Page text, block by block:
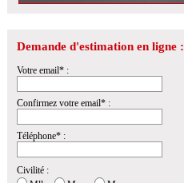
Demande d'estimation en ligne :
Votre email* :
Confirmez votre email* :
Téléphone* :
Civilité :